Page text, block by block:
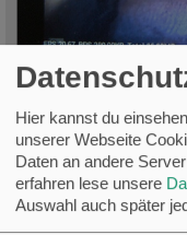
Hier kannst du
unserer Webseite
Daten an andere
erfahren lese unsere
Auswahl auch später